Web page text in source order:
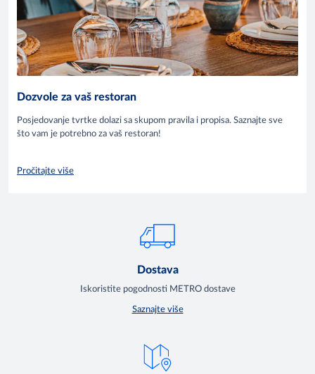
Dozvole za vaš restoran
Posjedovanje tvrtke dolazi sa skupom pravila i propisa. Saznajte sve
što vam je potrebno za vaš restoran!
Pročitajte više
Dostava
Iskoristite pogodnosti METRO dostave
Saznajte više